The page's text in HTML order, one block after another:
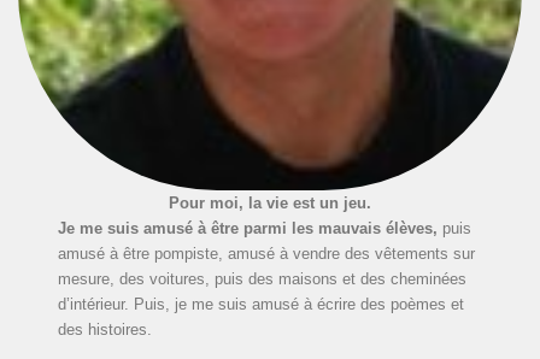
Pour moi, la vie est un jeu.
Je me suis amusé à être parmi les mauvais élèves, puis
amusé à être pompiste, amusé à vendre des vêtements sur
mesure, des voitures, puis des maisons et des cheminées
d’intérieur. Puis, je me suis amusé à écrire des poèmes et
des histoires.